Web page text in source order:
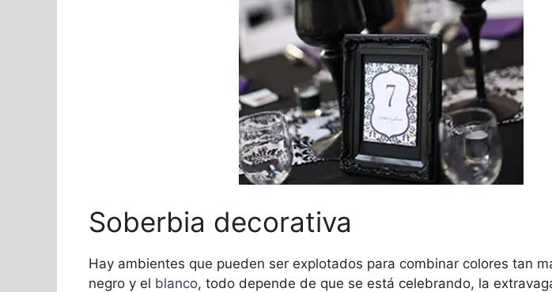
Soberbia decorativa
Hay ambientes que pueden ser explotados para combinar colores tan
negro y el blanco, todo depende de que se está celebrando, la